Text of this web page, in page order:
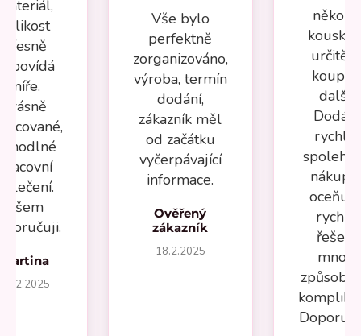
velikost
přesně
míře.
Krásně
Všem
Martina
27.2.2025
Vše bylo
perfektně
zorganizováno,
výroba, termín
dodání,
zákazník měl
od začátku
vyčerpávající
informace.
Ověřený
zákazník
18.2.2025
několik
kousků
určitě si
koupím
další.
Dodání
rychlé,
nákup a
oceňuji
rychlé
řešení
mnou